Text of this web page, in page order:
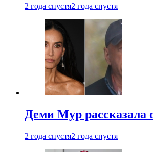
2 года спустя2 года спустя
Деми Мур рассказала
2 года спустя2 года спустя